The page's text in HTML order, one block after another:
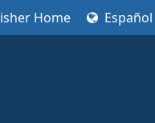
Home Español